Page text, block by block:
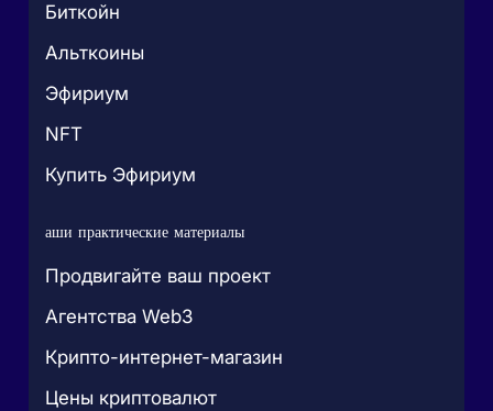
Биткойн
Альткоины
Эфириум
NFT
Купить Эфириум
аши практические материалы
Продвигайте ваш проект
Агентства Web3
Крипто-интернет-магазин
Цены криптовалют